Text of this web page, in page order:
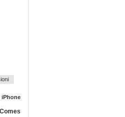
iPhone
Comes